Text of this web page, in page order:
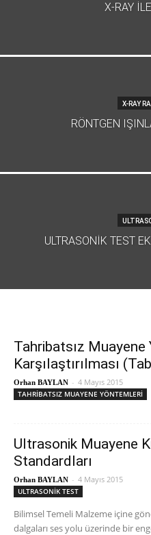
X-RAY
X-RAY
RÖNTGEN
ULTRASONIK TEST
Tahribatsız Muayene
Karşılaştırılması
Orhan BAYLAN - 4 Mayıs 2015
TAHRİBATSIZ MUAYENE YÖNTEMLERİ
Ultrasonik Muayene
Standardları
Orhan BAYLAN - 4 Mayıs 2015
ULTRASONİK TEST
Bilimsel Temeli Malzeme içine
dalgaları ses yolu üzerinde bir